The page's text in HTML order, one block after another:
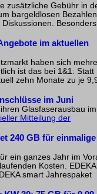
zusätzliche Gebühr in
bargeldlosen Bezahlen
Besonders
im aktuellen
haben sich
ist das bei 1&1: Statt
zehn Monate zu je
im Juni
Glasfaserausbau im
Mitteilung der
240 GB für einmalige
ein ganzes Jahr im
Kosten. EDEKA
smart Jahrespaket